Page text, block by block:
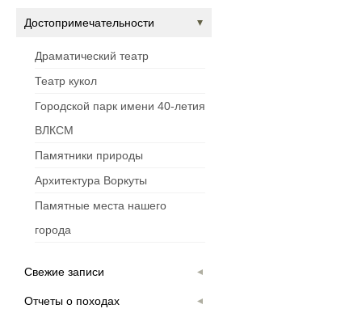
Достопримечательности
Драматический театр
Театр кукол
Городской парк имени 40-летия
ВЛКСМ
Памятники природы
Архитектура Воркуты
Памятные места нашего
города
Свежие записи
Отчеты о походах